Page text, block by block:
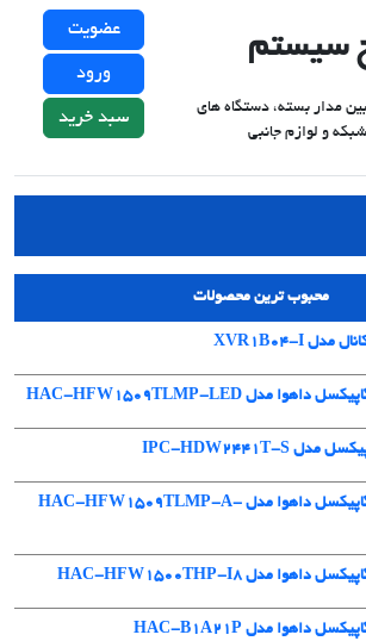
سیستم
عضویت
ورود
سبد خرید
مدار بسته، دستگاه های
و لوازم جانبی
محبوب ترین محصولات
دوربین مدار بسته 5 مگاپیکسل داهوا مدل HAC-HFW1509TLMP-A-